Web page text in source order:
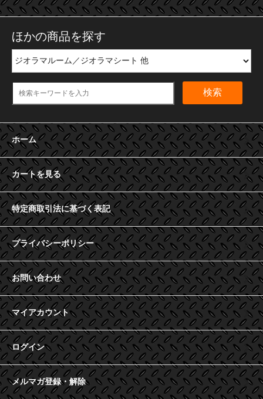
ほかの商品を探す
検索
ホーム
カートを見る
特定商取引法に基づく表記
プライバシーポリシー
お問い合わせ
マイアカウント
ログイン
メルマガ登録・解除